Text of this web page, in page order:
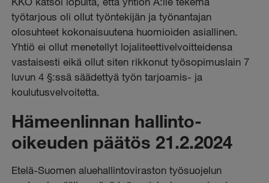
työtarjous oli ollut työntekijän ja työnantajan
olosuhteet kokonaisuutena huomioiden asiallinen.
Yhtiö ei ollut menetellyt lojaliteettivelvoitteidensa
vastaisesti eikä ollut siten rikkonut työsopimuslain 7
luvun 4 §:ssä säädettyä työn tarjoamis- ja
koulutusvelvoitetta.
Hämeenlinnan hallinto-
oikeuden päätös 21.2.2024
Etelä-Suomen aluehallintoviraston työsuojelun